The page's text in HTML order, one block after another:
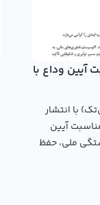
آیین وداع با
با انتشار
آیین
ملی، حفظ